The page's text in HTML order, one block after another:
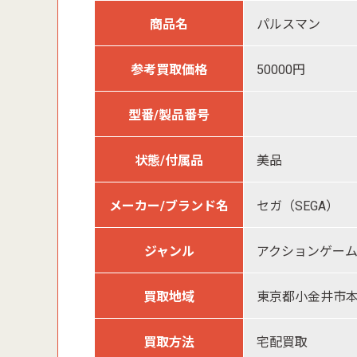
商品名 パルスマン
参考買取価格 50000円
型番/製品番号
状態/付属品 美品
メーカー/ブランド名 セガ（SEGA）
ジャンル アクションゲー
買取地域 東京都小金井市
買取方法 宅配買取